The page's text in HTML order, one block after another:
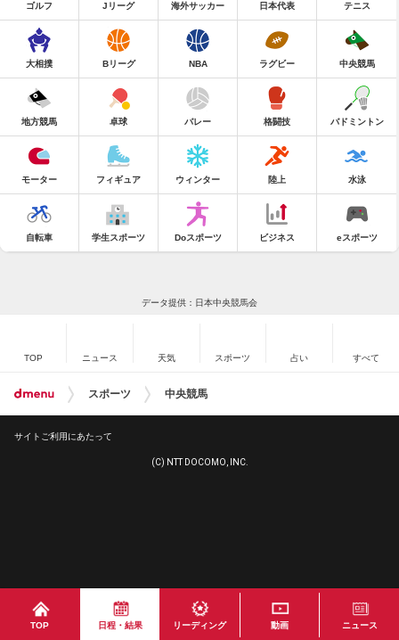
TOP 日程・結果 リーディング 動画 ニュース
ゴルフ Jリーグ 海外サッカー 日本代表 テニス
大相撲 Bリーグ NBA ラグビー 中央競馬
地方競馬 卓球 バレー 格闘技 バドミントン
モーター フィギュア ウィンター 陸上 水泳
自転車 学生スポーツ Doスポーツ ビジネス eスポーツ
データ提供：日本中央競馬会
TOP ニュース 天気 スポーツ 占い すべて
スポーツ 中央競馬
サイトご利用にあたって
(C) NTT DOCOMO, INC.